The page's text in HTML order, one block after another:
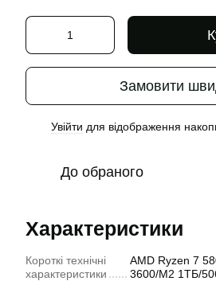
Замовити
Увійти для відображення
До обраного
Характеристики
Короткі технічні
характеристики
AMD Ryzen 7
3600/M2 1ТБ/